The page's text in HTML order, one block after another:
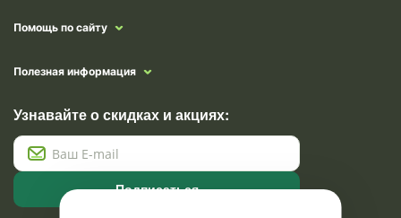
Помощь по сайту
Полезная информация
Узнавайте о скидках и акциях:
Подписаться